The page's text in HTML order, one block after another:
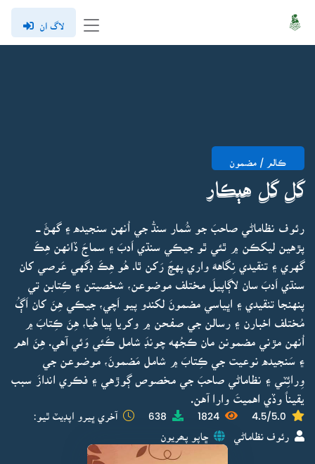
لاگ ان
ڪالم / مضمون
گل گل هٻڪار
رئوف نظاماڻي صاحبَ جو شُمار سنڌُ جي اُنهن سنجيده ۽ گهڻَ ـــ
پڙهين ليکڪن ۾ ٿئي ٿو جيڪي سنڌي اَدبَ ۽ سماجَ ڏانهن هِڪَ
گهري ۽ تنقيدي نِگاههَ واري پهچَ رَکن ٿا. هُو هِڪَ ڊگهي عَرصي کان
سنڌي اَدبَ سان لاڳاپيلَ مختلف موضوعن، شخصيتن ۽ ڪِتابن تي
پنهنجا تنقيدي ۽ اڀياسي مضمونَ لکندو پيو اَچي، جيڪي هِنَ کان اَڳُ
مُختلف اخبارن ۽ رسالن جي صفحن ۾ وکريا پيا هُيا، هِنَ ڪِتابَ ۾
اُنهن مڙني مضمونن مان ڪجُهه چونڊَ شامل ڪَئي وَئي آهي. هِنَ اهم
۽ سَنجيده نوعيت جي ڪِتابَ ۾ شامل مَضمونَ، موضوعن جي
وِرائِٽي ۽ نظاماڻي صاحبَ جي مخصوص ڳوڙهي ۽ فڪري اندازَ سبب
يقيناً وڏي اهميتَ وارا آهن.
4.5/5.0
1824
638 آخري ڀيرو اپڊيٽ ٿيو:
رئوف نظاماڻي ڇاپو پھريون